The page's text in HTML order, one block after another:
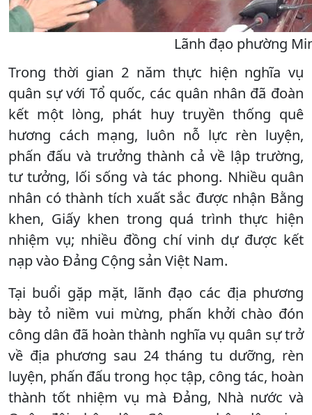
Lãnh đạo phường
Trong thời gian 2 năm thực hiện nghĩa vụ
quân sự với Tổ quốc, các quân nhân đã đoàn
kết một lòng, phát huy truyền thống quê
hương cách mạng, luôn nỗ lực rèn luyện,
phấn đấu và trưởng thành cả về lập trường,
tư tưởng, lối sống và tác phong. Nhiều quân
nhân có thành tích xuất sắc được nhận Bằng
khen, Giấy khen trong quá trình thực hiện
nhiệm vụ; nhiều đồng chí vinh dự được kết
nạp vào Đảng Cộng sản Việt Nam.
Tại buổi gặp mặt, lãnh đạo các địa phương
bày tỏ niềm vui mừng, phấn khởi chào đón
công dân đã hoàn thành nghĩa vụ quân sự trở
về địa phương sau 24 tháng tu dưỡng, rèn
luyện, phấn đấu trong học tập, công tác, hoàn
thành tốt nhiệm vụ mà Đảng, Nhà nước và